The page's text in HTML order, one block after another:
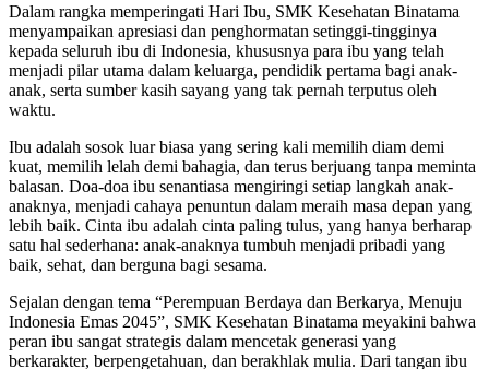
Dalam rangka memperingati Hari Ibu, SMK Kesehatan Binatama
menyampaikan apresiasi dan penghormatan setinggi-tingginya
kepada seluruh ibu di Indonesia, khususnya para ibu yang telah
menjadi pilar utama dalam keluarga, pendidik pertama bagi anak-
anak, serta sumber kasih sayang yang tak pernah terputus oleh
waktu.
Ibu adalah sosok luar biasa yang sering kali memilih diam demi
kuat, memilih lelah demi bahagia, dan terus berjuang tanpa meminta
balasan. Doa-doa ibu senantiasa mengiringi setiap langkah anak-
anaknya, menjadi cahaya penuntun dalam meraih masa depan yang
lebih baik. Cinta ibu adalah cinta paling tulus, yang hanya berharap
satu hal sederhana: anak-anaknya tumbuh menjadi pribadi yang
baik, sehat, dan berguna bagi sesama.
Sejalan dengan tema “Perempuan Berdaya dan Berkarya, Menuju
Indonesia Emas 2045”, SMK Kesehatan Binatama meyakini bahwa
peran ibu sangat strategis dalam mencetak generasi yang
berkarakter, berpengetahuan, dan berakhlak mulia. Dari tangan ibu